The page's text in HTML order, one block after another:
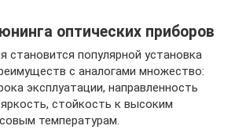
оптических приборов
становится популярной установка
с аналогами множество:
эксплуатации, направленность
стойкость к высоким
температурам.